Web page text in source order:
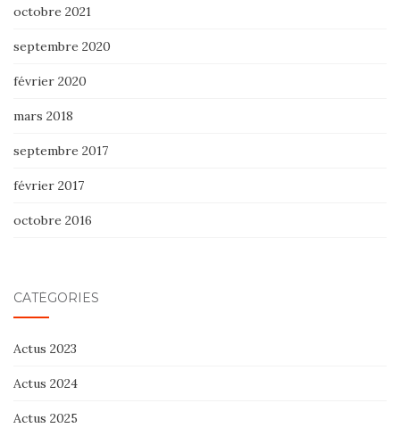
octobre 2021
septembre 2020
février 2020
mars 2018
septembre 2017
février 2017
octobre 2016
CATÉGORIES
Actus 2023
Actus 2024
Actus 2025